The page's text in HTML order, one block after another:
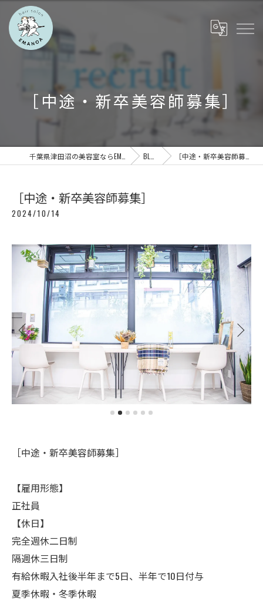
［中途・新卒美容師募集］
BLOG ［中途・新卒美容師募集］
［中途・新卒美容師募集］
2024/10/14
［中途・新卒美容師募集］
【雇用形態】
正社員
【休日】
完全週休二日制
隔週休三日制
有給休暇入社後半年まで5日、半年で10日付与
夏季休暇・冬季休暇